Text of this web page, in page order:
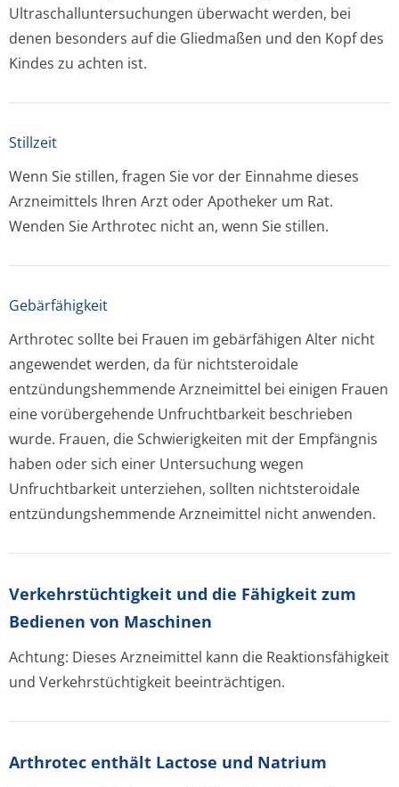
Ultraschallun­tersuchungen überwacht werden, bei
denen besonders auf die Gliedmaßen und den Kopf des
Kindes zu achten ist.
Stillzeit
Wenn Sie stillen, fragen Sie vor der Einnahme dieses
Arzneimittels Ihren Arzt oder Apotheker um Rat.
Wenden Sie Arthrotec nicht an, wenn Sie stillen.
Gebärfähigkeit
Arthrotec sollte bei Frauen im gebärfähigen Alter nicht
angewendet werden, da für nichtsteroidale
entzündungshemmende Arzneimittel bei einigen Frauen
eine vorübergehende Unfruchtbarkeit beschrieben
wurde. Frauen, die Schwierigkeiten mit der Empfängnis
haben oder sich einer Untersuchung wegen
Unfruchtbarkeit unterziehen, sollten nichtsteroidale
entzündungshemmende Arzneimittel nicht anwenden.
Verkehrstüchtig­keit und die Fähigkeit zum
Bedienen von Maschinen
Achtung: Dieses Arzneimittel kann die Reaktionsfähigkeit
und Verkehrstüchtigkeit beeinträchtigen.
Arthrotec enthält Lactose und Natrium